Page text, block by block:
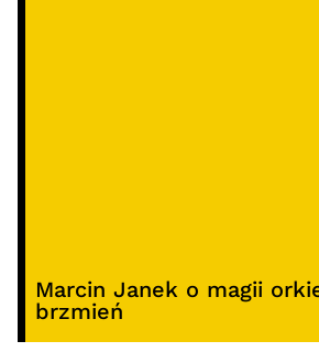
Marcin Janek o magii
brzmień